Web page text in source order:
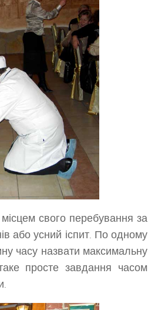
свого перебування за
або усний іспит. По одному
часу назвати максимальну
просте завдання часом